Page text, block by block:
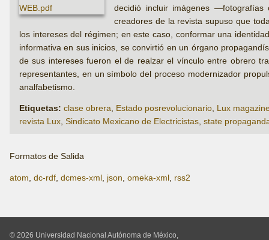
decidió incluir imágenes
creadores de la revista supuso que
los intereses del régimen; en este caso, conformar una
informativa en sus inicios, se convirtió en un órgano
de sus intereses fueron el de realzar el vínculo entre obrero
representantes, en un símbolo del proceso modernizador
analfabetismo.
Etiquetas: clase obrera Estado posrevolucionario Lux
revista Lux Sindicato Mexicano de Electricistas state
Formatos de Salida
atom, dc-rdf, dcmes-xml, json, omeka-xml, rss2
© 2026 Universidad Nacional Autónoma de México,